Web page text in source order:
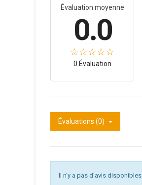
Évaluation moyenne
0.0
0 Évaluation
Évaluations (0)
Il n'y a pas d'avis disponibles